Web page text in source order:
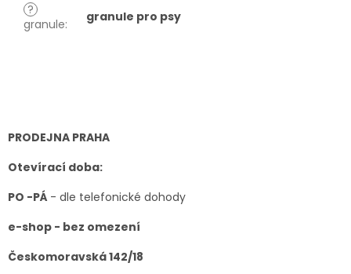
?
granule: granule pro psy
PRODEJNA PRAHA
Otevírací doba:
PO -PÁ - dle telefonické dohody
e-shop - bez omezení
Českomoravská 142/18